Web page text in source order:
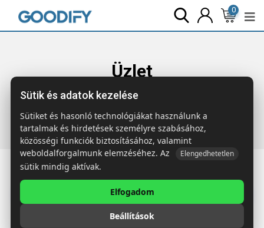
0
Üzlet
Főoldal Termékek Szóróajándék & Szerszám
Autós jégkaparó kesztyűvel
Étkezés & Ivás
Wellness & Ápolás
Sütik és adatok kezelése
Sütiket és hasonló technológiákat használunk a
tartalmak és hirdetések személyre szabásához,
közösségi funkciók biztosításához, valamint
weboldalforgalmunk elemzéséhez. Az
Elengedhetetlen
sütik mindig aktívak.
Elfogadom
Beállítások